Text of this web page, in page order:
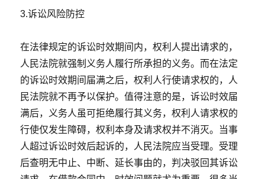
3.诉讼风险防控
在法律规定的诉讼时效期间内，权利人提出请求的，
人民法院就强制义务人履行所承担的义务。而在法定
的诉讼时效期间届满之后，权利人行使请求权的，人
民法院就不再予以保护。值得注意的是，诉讼时效届
满后，义务人虽可拒绝履行其义务，权利人请求权的
行使仅发生障碍，权利本身及请求权并不消灭。当事
人超过诉讼时效后起诉的，人民法院应当受理。受理
后查明无中止、中断、延长事由的，判决驳回其诉讼